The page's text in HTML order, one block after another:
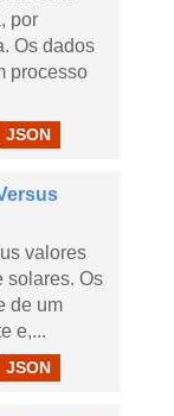
por
Os dados
processo
JSON
valores
solares. Os
de um
e,...
JSON